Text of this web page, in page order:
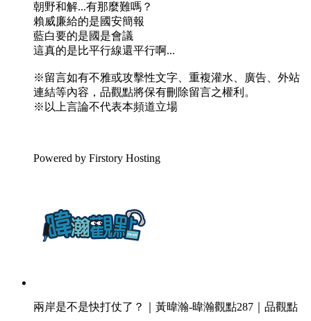
朝野和解...有那麼難嗎？
賴威廉給的是國安簡報
藍白要的是國是會議
這真的是比平行線還平行啊...
※留言如有不雅或攻擊性文字、重複灌水、廣告、外站
連結等內容，品觀點將保有刪除留言之權利。
※以上言論不代表本頻道立場
Powered by Firstory Hosting
兩岸是不是快打仗了？｜黃暐瀚-暐瀚觀點287｜品觀點